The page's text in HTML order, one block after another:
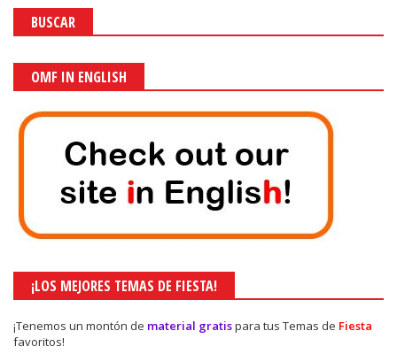
BUSCAR
OMF IN ENGLISH
¡LOS MEJORES TEMAS DE FIESTA!
¡Tenemos un montón de material gratispara tus Temas de Fiesta
favoritos!